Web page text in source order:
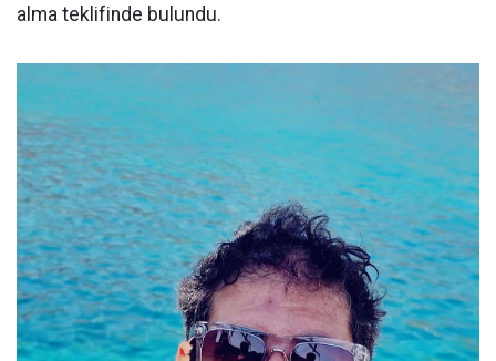
alma teklifinde bulundu.